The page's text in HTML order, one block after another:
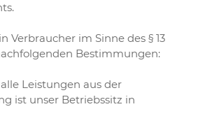
Verbraucher im Sinne des § 13
Bestimmungen:
Leistungen aus der
ist unser Betriebssitz in